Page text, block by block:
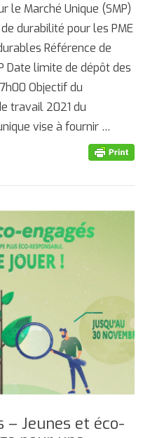
le Marché Unique (SMP)
durabilité pour les PME
Référence de
Date limite de dépôt des
Objectif du
travail 2021 du
vise à fournir …
Jeunes et éco-